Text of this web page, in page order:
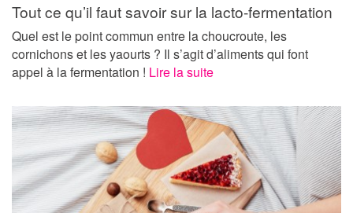
Tout ce qu’il faut savoir sur la lacto-fermentation
Quel est le point commun entre la choucroute, les
cornichons et les yaourts ? Il s’agit d’aliments qui font
appel à la fermentation ! Lire la suite